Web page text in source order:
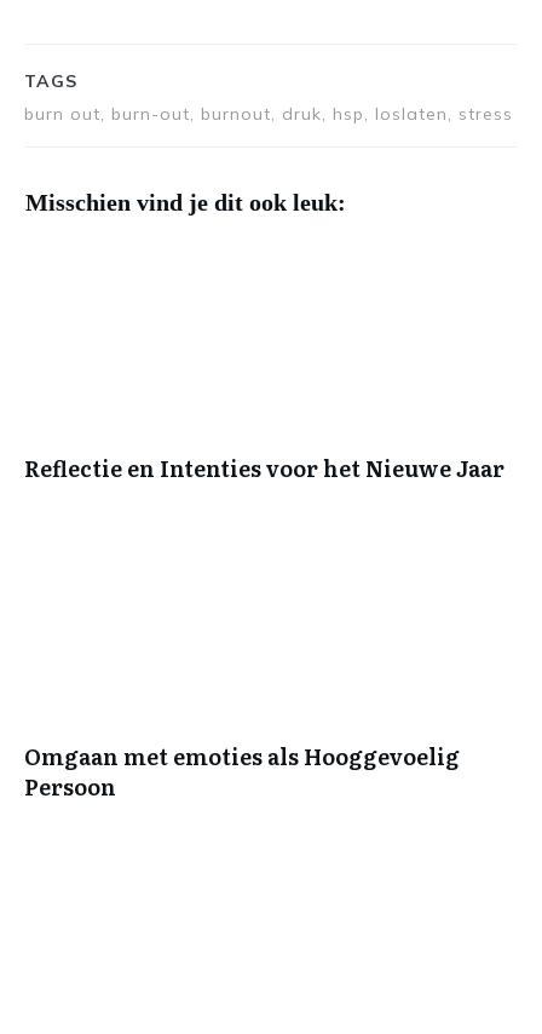
TAGS
burn out, burn-out, burnout, druk, hsp, loslaten, stress
Misschien vind je dit ook leuk:
Reflectie en Intenties voor het Nieuwe Jaar
Omgaan met emoties als Hooggevoelig
Persoon